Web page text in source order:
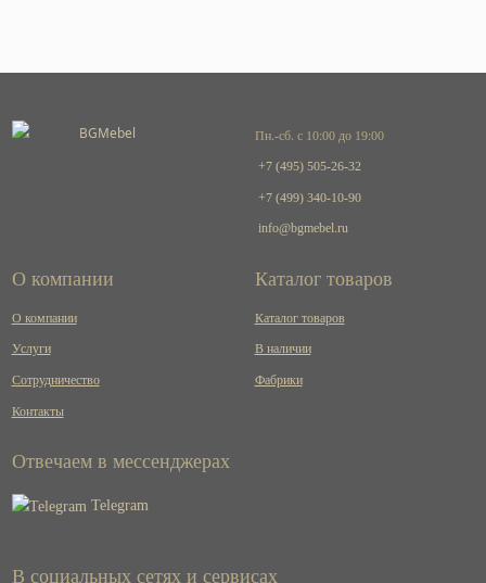
Пн.-сб. с 10:00 до 19:00
+7 (495) 505-26-32
+7 (499) 340-10-90
info@bgmebel.ru
О компании
О компании
Услуги
Сотрудничество
Контакты
Каталог товаров
Каталог товаров
В наличии
Фабрики
Отвечаем в мессенджерах
Telegram
В социальных сетях и сервисах